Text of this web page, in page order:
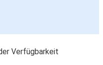
Verfügbarkeit